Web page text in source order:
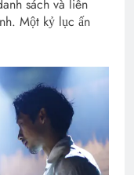
sách và liên
Một kỷ lục ấn